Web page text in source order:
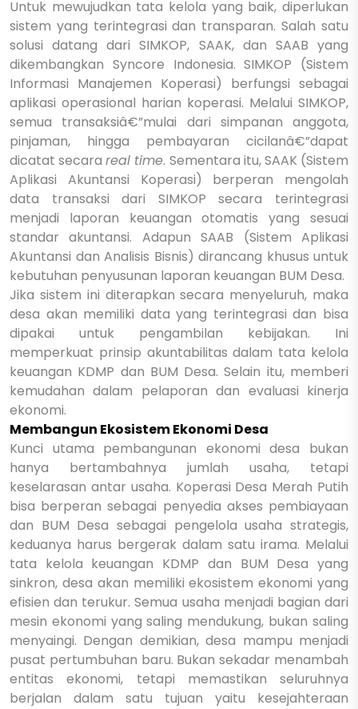
Untuk mewujudkan tata kelola yang baik, diperlukan
sistem yang terintegrasi dan transparan. Salah satu
solusi datang dari SIMKOP, SAAK, dan SAAB yang
dikembangkan Syncore Indonesia. SIMKOP (Sistem
Informasi Manajemen Koperasi) berfungsi sebagai
aplikasi operasional harian koperasi. Melalui SIMKOP,
semua transaksiâ€”mulai dari simpanan anggota,
pinjaman, hingga pembayaran cicilanâ€”dapat
dicatat secarareal time. Sementara itu, SAAK (Sistem
Aplikasi Akuntansi Koperasi) berperan mengolah
data transaksi dari SIMKOP secara terintegrasi
menjadi laporan keuangan otomatis yang sesuai
standar akuntansi. Adapun SAAB (Sistem Aplikasi
Akuntansi dan Analisis Bisnis) dirancang khusus untuk
kebutuhan penyusunan laporan keuangan BUM Desa.
Jika sistem ini diterapkan secara menyeluruh, maka
desa akan memiliki data yang terintegrasi dan bisa
dipakai untuk pengambilan kebijakan. Ini
memperkuat prinsip akuntabilitas dalam tata kelola
keuangan KDMP dan BUM Desa. Selain itu, memberi
kemudahan dalam pelaporan dan evaluasi kinerja
ekonomi.
Membangun Ekosistem Ekonomi Desa
Kunci utama pembangunan ekonomi desa bukan
hanya bertambahnya jumlah usaha, tetapi
keselarasan antar usaha. Koperasi Desa Merah Putih
bisa berperan sebagai penyedia akses pembiayaan
dan BUM Desa sebagai pengelola usaha strategis,
keduanya harus bergerak dalam satu irama. Melalui
tata kelola keuangan KDMP dan BUM Desa yang
sinkron, desa akan memiliki ekosistem ekonomi yang
efisien dan terukur. Semua usaha menjadi bagian dari
mesin ekonomi yang saling mendukung, bukan saling
menyaingi. Dengan demikian, desa mampu menjadi
pusat pertumbuhan baru. Bukan sekadar menambah
entitas ekonomi, tetapi memastikan seluruhnya
berjalan dalam satu tujuan yaitu kesejahteraan